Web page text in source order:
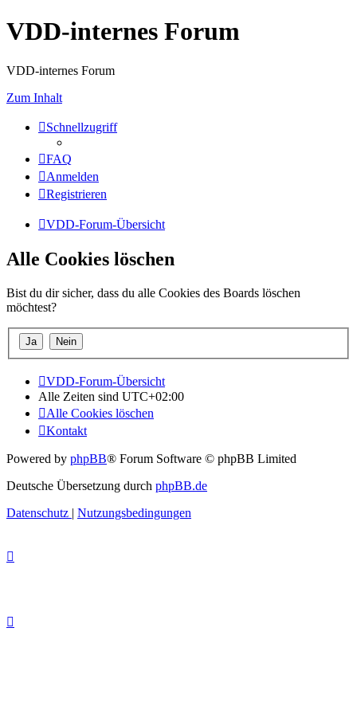
VDD-internes Forum
VDD-internes Forum
Zum Inhalt
Schnellzugriff
FAQ
Anmelden
Registrieren
VDD-Forum-Übersicht
Alle Cookies löschen
Bist du dir sicher, dass du alle Cookies des Boards löschen
möchtest?
VDD-Forum-Übersicht
Alle Zeiten sind UTC+02:00
Alle Cookies löschen
Kontakt
Powered by phpBB® Forum Software © phpBB Limited
Deutsche Übersetzung durch phpBB.de
Datenschutz | Nutzungsbedingungen